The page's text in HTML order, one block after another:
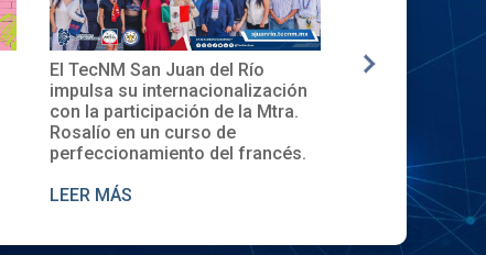
El TecNM San Juan del Río
impulsa su internacionalización
con la participación de la Mtra.
Rosalío en un curso de
perfeccionamiento del francés.
LEER MÁS
✨🎓Toma de